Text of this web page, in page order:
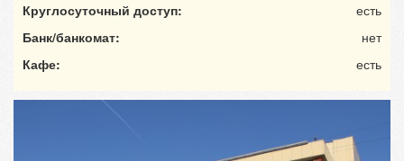
Круглосуточный доступ:
есть
Банк/банкомат:
нет
Кафе:
есть